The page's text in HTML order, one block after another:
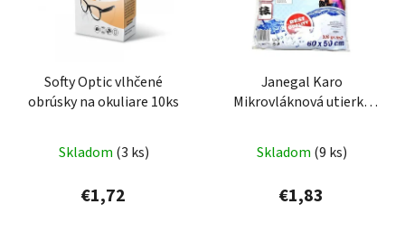
Softy Optic vlhčené
obrúsky na okuliare 10ks
Skladom (3 ks)
€1,72
Janegal Karo
Mikrovláknová utierka
Skladom (9 ks)
€1,83